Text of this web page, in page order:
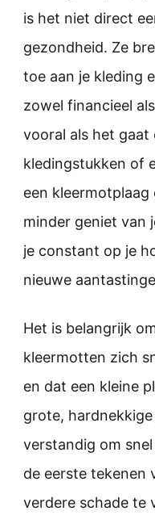
is het niet direct
gezondheid. Ze
toe aan je kleding
zowel financieel
vooral als het gaat
kledingstukken of
een
minder geniet van
je constant op je
nieuwe
Het is belangrijk
kleermotten zich
en dat een kleine
grote,
verstandig om
de eerste tekenen
verdere schade te